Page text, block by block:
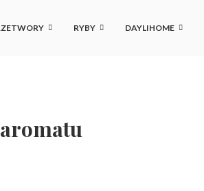
RYBY DAYLIHOME